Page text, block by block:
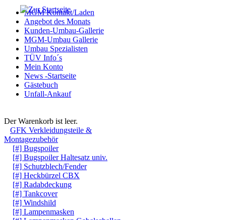
MGM Kontakt/Laden
Angebot des Monats
Kunden-Umbau-Gallerie
MGM-Umbau Gallerie
Umbau Spezialisten
TÜV Info´s
Mein Konto
News -Startseite
Gästebuch
Unfall-Ankauf
Der Warenkorb ist leer.
GFK Verkleidungsteile &
Montagezubehör
[#] Bugspoiler
[#] Bugspoiler Haltesatz univ.
[#] Schutzblech/Fender
[#] Heckbürzel CBX
[#] Radabdeckung
[#] Tankcover
[#] Windshild
[#] Lampenmasken